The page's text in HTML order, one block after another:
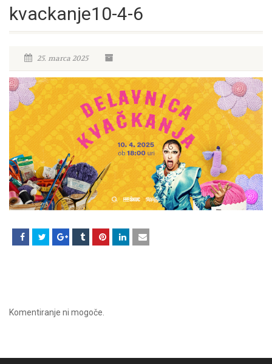
kvackanje10-4-6
25. marca 2025
Komentiranje ni mogoče.